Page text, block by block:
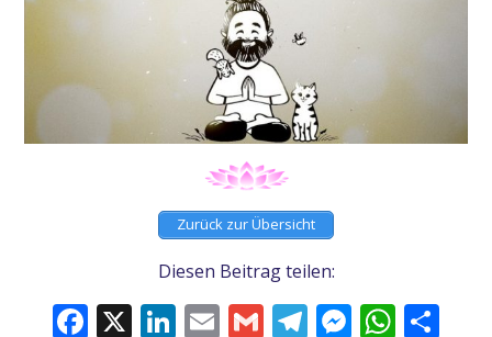
Zurück zur Übersicht
Diesen Beitrag teilen:
Facebook
X LinkedIn
EmailGmailTelegram